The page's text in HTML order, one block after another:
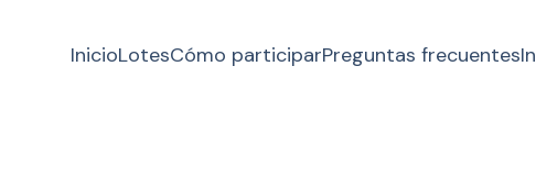
InicioLotesCómo participarPreguntas frecuentes